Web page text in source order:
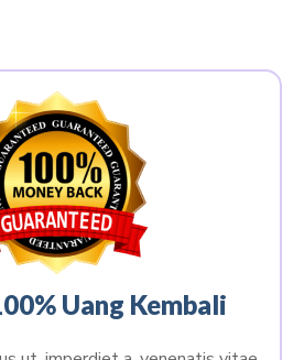
Uang Kembali